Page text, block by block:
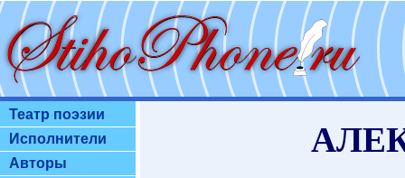
Театр поэзии
Исполнители
Авторы